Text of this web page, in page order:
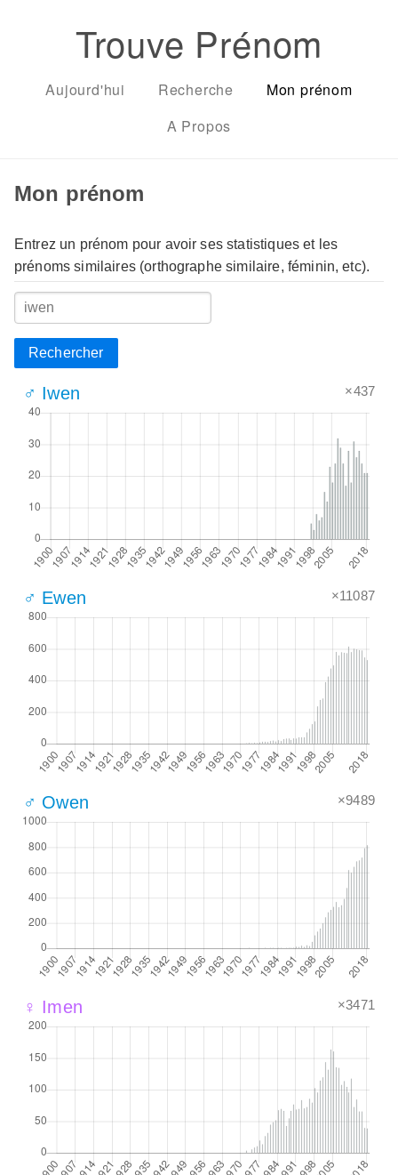
Trouve Prénom
Aujourd'hui Recherche
Mon prénom
A Propos
Mon prénom
Entrez un prénom pour avoir ses statistiques et les
prénoms similaires (orthographe similaire, féminin, etc).
Rechercher
♂ Iwen ×437
♂ Ewen ×11087
♂ Owen ×9489
♀ Imen ×3471